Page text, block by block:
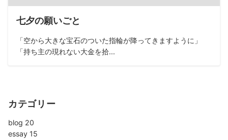
七夕の願いごと
「空から大きな宝石のついた指輪が降ってきますように」
「持ち主の現れない大金を拾...
カテゴリー
blog 20
essay 15